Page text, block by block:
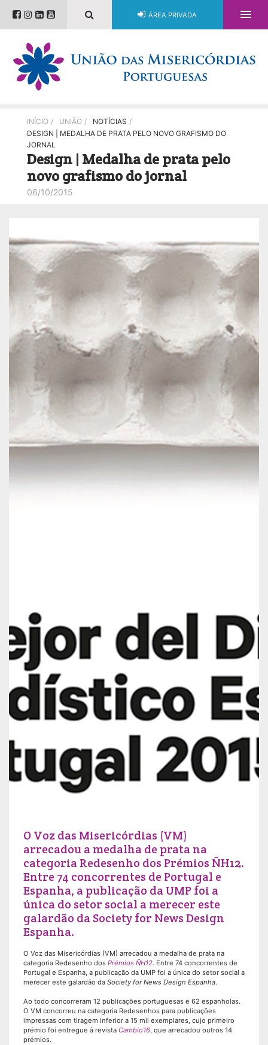
ÁREA PRIVADA 
INÍCIO / UNIÃO / NOTÍCIAS /
DESIGN | MEDALHA DE PRATA PELO NOVO GRAFISMO DO
JORNAL
Design | Medalha de prata pelo
novo grafismo do jornal
06/10/2015
O Voz das Misericórdias (VM)
arrecadou a medalha de prata na
categoria Redesenho dos Prémios ÑH12.
Entre 74 concorrentes de Portugal e
Espanha, a publicação da UMP foi a
única do setor social a merecer este
galardão da Society for News Design
Espanha.
O Voz das Misericórdias (VM) arrecadou a medalha de prata na
categoria Redesenho dos Prémios ÑH12. Entre 74 concorrentes de
Portugal e Espanha, a publicação da UMP foi a única do setor social a
merecer este galardão da Society for News Design Espanha.
Ao todo concorreram 12 publicações portuguesas e 62 espanholas.
O VM concorreu na categoria Redesenhos para publicações
impressas com tiragem inferior a 15 mil exemplares, cujo primeiro
prémio foi entregue à revista Cambio16, que arrecadou outros 14
prémios.